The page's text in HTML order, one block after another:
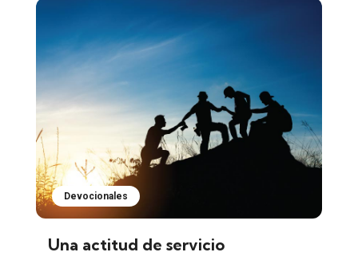
Devocionales
Una actitud de servicio